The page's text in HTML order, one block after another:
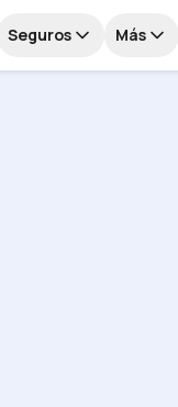
Seguros Más